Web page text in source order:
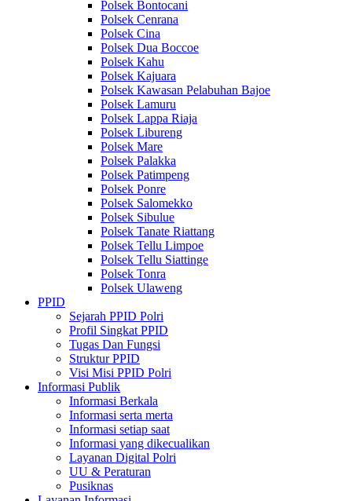
Polsek Bontocani
Polsek Cenrana
Polsek Cina
Polsek Dua Boccoe
Polsek Kahu
Polsek Kajuara
Polsek Kawasan Pelabuhan Bajoe
Polsek Lamuru
Polsek Lappa Riaja
Polsek Libureng
Polsek Mare
Polsek Palakka
Polsek Patimpeng
Polsek Ponre
Polsek Salomekko
Polsek Sibulue
Polsek Tanate Riattang
Polsek Tellu Limpoe
Polsek Tellu Siattinge
Polsek Tonra
Polsek Ulaweng
PPID
Sejarah PPID Polri
Profil Singkat PPID
Tugas Dan Fungsi
Struktur PPID
Visi Misi PPID Polri
Informasi Publik
Informasi Berkala
Informasi serta merta
Informasi setiap saat
Informasi yang dikecualikan
Layanan Digital Polri
UU & Peraturan
Pusiknas